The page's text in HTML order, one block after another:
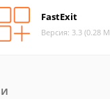
FastExit
Версия: 3.3 (0.28